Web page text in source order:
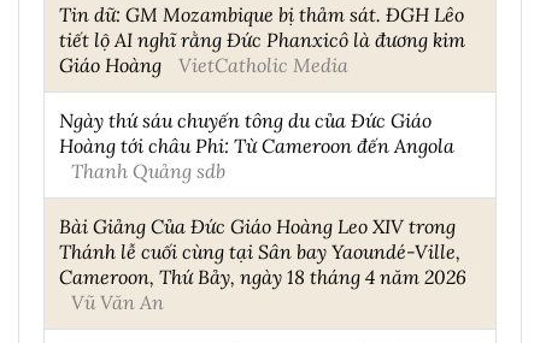
Tin dữ: GM Mozambique bị thảm sát. ĐGH Lêo
tiết lộ AI nghĩ rằng Đức Phanxicô là đương kim
Giáo Hoàng
VietCatholic Media
Ngày thứ sáu chuyến tông du của Đức Giáo
Hoàng tới châu Phi: Từ Cameroon đến Angola
Thanh Quảng sdb
Bài Giảng Của Đức Giáo Hoàng Leo XIV trong
Thánh lễ cuối cùng tại Sân bay Yaoundé-Ville,
Cameroon, Thứ Bảy, ngày 18 tháng 4 năm 2026
Vũ Văn An